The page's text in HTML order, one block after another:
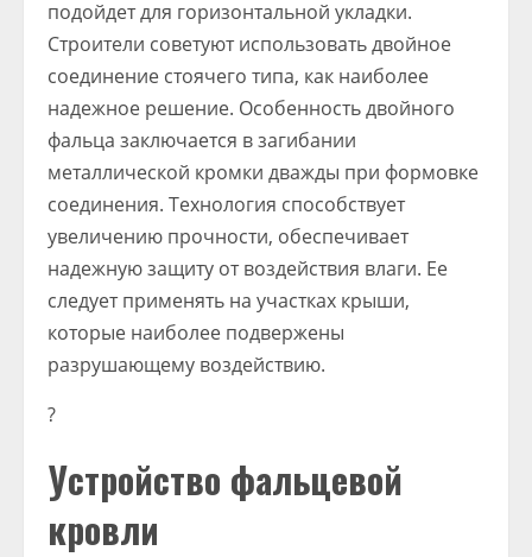
подойдет для горизонтальной укладки.
Строители советуют использовать двойное
соединение стоячего типа, как наиболее
надежное решение. Особенность двойного
фальца заключается в загибании
металлической кромки дважды при формовке
соединения. Технология способствует
увеличению прочности, обеспечивает
надежную защиту от воздействия влаги. Ее
следует применять на участках крыши,
которые наиболее подвержены
разрушающему воздействию.
?
Устройство фальцевой
кровли